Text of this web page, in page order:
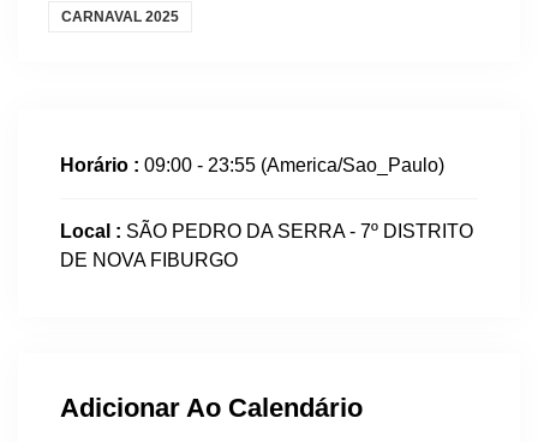
CARNAVAL 2025
Horário : 09:00 - 23:55 (America/Sao_Paulo)
Local : SÃO PEDRO DA SERRA - 7º DISTRITO
DE NOVA FIBURGO
Adicionar Ao Calendário